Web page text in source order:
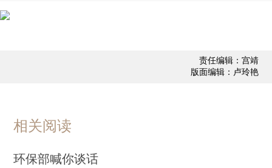
责任编辑：宫靖
版面编辑：卢玲艳
相关阅读
环保部喊你谈话